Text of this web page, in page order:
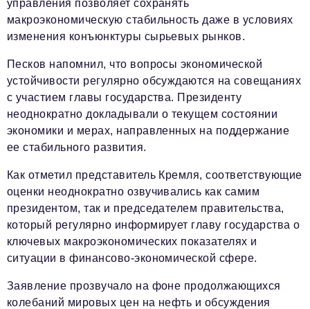
управления позволяет сохранять
макроэкономическую стабильность даже в условиях
изменения конъюнктуры сырьевых рынков.
Песков напомнил, что вопросы экономической
устойчивости регулярно обсуждаются на совещаниях
с участием главы государства. Президенту
неоднократно докладывали о текущем состоянии
экономики и мерах, направленных на поддержание
ее стабильного развития.
Как отметил представитель Кремля, соответствующие
оценки неоднократно озвучивались как самим
президентом, так и председателем правительства,
который регулярно информирует главу государства о
ключевых макроэкономических показателях и
ситуации в финансово-экономической сфере.
Заявление прозвучало на фоне продолжающихся
колебаний мировых цен на нефть и обсуждения